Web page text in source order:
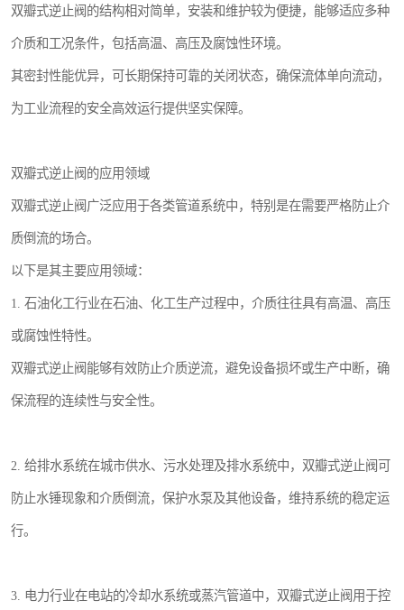
双瓣式逆止阀的结构相对简单，安装和维护较为便捷，能够适应多种
介质和工况条件，包括高温、高压及腐蚀性环境。
其密封性能优异，可长期保持可靠的关闭状态，确保流体单向流动，
为工业流程的安全高效运行提供坚实保障。
双瓣式逆止阀的应用领域
双瓣式逆止阀广泛应用于各类管道系统中，特别是在需要严格防止介
质倒流的场合。
以下是其主要应用领域：
1. 石油化工行业在石油、化工生产过程中，介质往往具有高温、高压
或腐蚀性特性。
双瓣式逆止阀能够有效防止介质逆流，避免设备损坏或生产中断，确
保流程的连续性与安全性。
2. 给排水系统在城市供水、污水处理及排水系统中，双瓣式逆止阀可
防止水锤现象和介质倒流，保护水泵及其他设备，维持系统的稳定运
行。
3. 电力行业在电站的冷却水系统或蒸汽管道中，双瓣式逆止阀用于控